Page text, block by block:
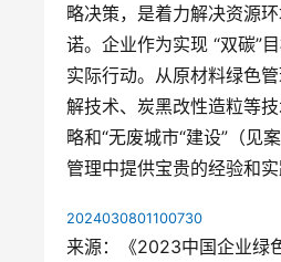
略决策，是着力解决资源
诺。企业作为实现 “双碳”
实际行动。从原材料绿色
解技术、炭黑改性造粒等
略和“无废城市“建设”（见
管理中提供宝贵的经验和
2024030801100730
来源：《2023中国企业绿